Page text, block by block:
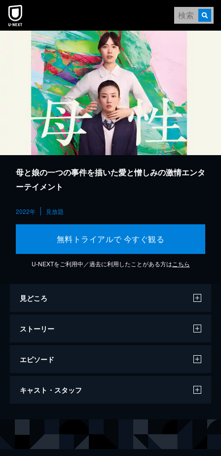
本文へスキップ
母と娘の一つの事件を描いた愛と憎しみの激情エンタ
ーテイメント
2022年 見放題
無料トライアルで 今すぐ観る
U-NEXTをご利用中／過去に利用したことがある方は こちら
見どころ
ストーリー
エピソード
母性
キャスト・スタッフ
清佳 永野芽郁